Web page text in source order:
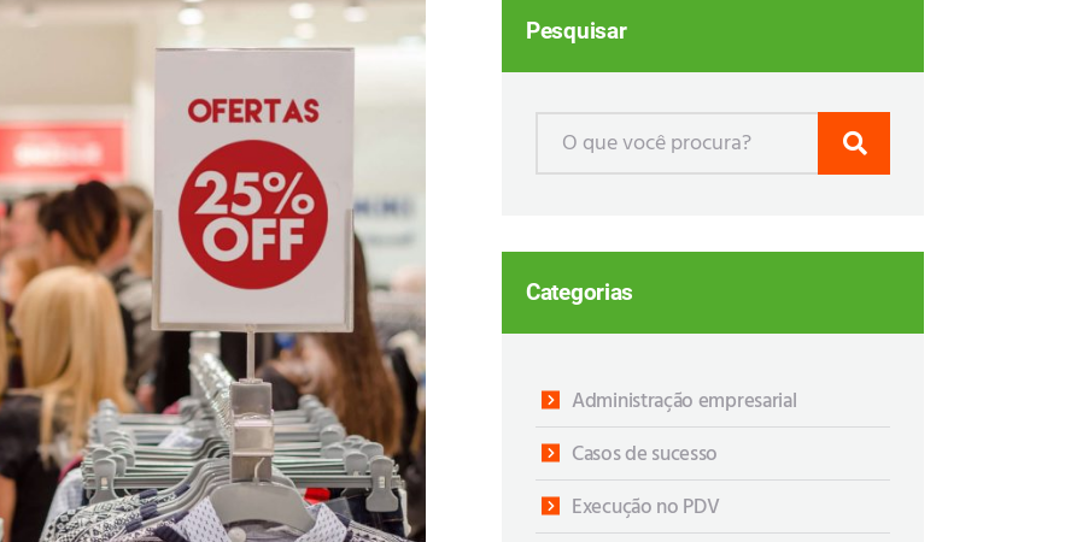
Pesquisar
Categorias
Administração empresarial
Casos de sucesso
Execução no PDV